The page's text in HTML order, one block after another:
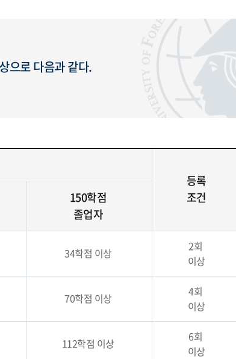
으로 다음과 같다.
등록
조건
150학점
졸업자
34학점 이상
2회
이상
70학점 이상
4회
이상
112학점 이상
6회
이상